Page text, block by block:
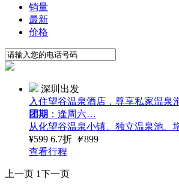
销量
最新
价格
深圳出发
入住望谷温泉酒店，尊享私家温
团期 ：逢周六…
从化望谷温泉小镇、独立温泉池、
¥599 6.7折 ￥899
查看行程
上一页 1下一页